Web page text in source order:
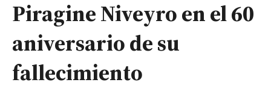
Piragine Niveyro en el 60
aniversario de su
fallecimiento